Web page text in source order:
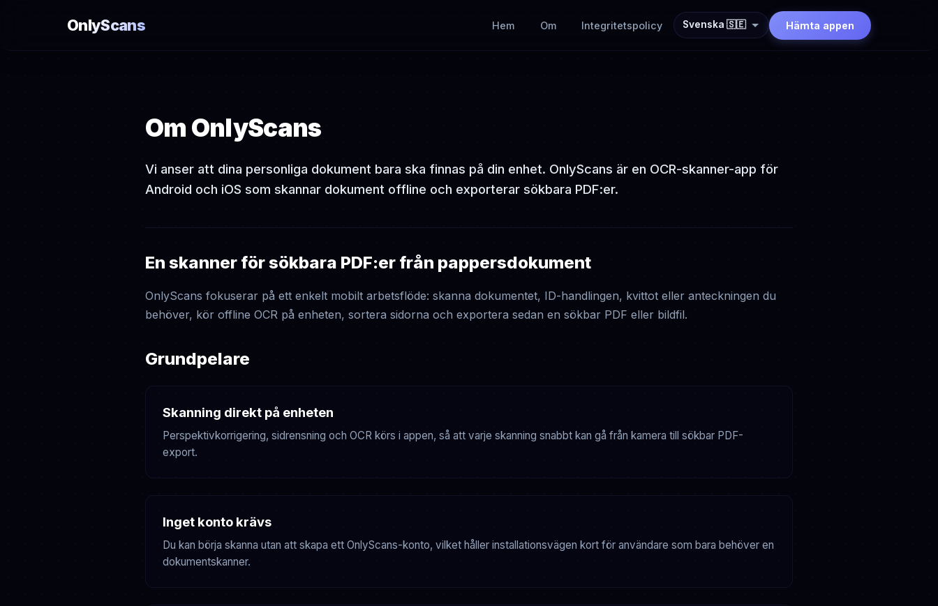
OnlyScans Hem Om Integritetspolicy Svenska 🇸🇪 Hämta appen
Om OnlyScans
Vi anser att dina personliga dokument bara ska finnas på din enhet. OnlyScans är en OCR-skanner-app för
Android och iOS som skannar dokument offline och exporterar sökbara PDF:er.
En skanner för sökbara PDF:er från pappersdokument
OnlyScans fokuserar på ett enkelt mobilt arbetsflöde: skanna dokumentet, ID-handlingen, kvittot eller anteckningen du
behöver, kör offline OCR på enheten, sortera sidorna och exportera sedan en sökbar PDF eller bildfil.
Grundpelare
Skanning direkt på enheten
Perspektivkorrigering, sidrensning och OCR körs i appen, så att varje skanning snabbt kan gå från kamera till sökbar PDF-
export.
Inget konto krävs
Du kan börja skanna utan att skapa ett OnlyScans-konto, vilket håller installationsvägen kort för användare som bara behöver en
dokumentskanner.